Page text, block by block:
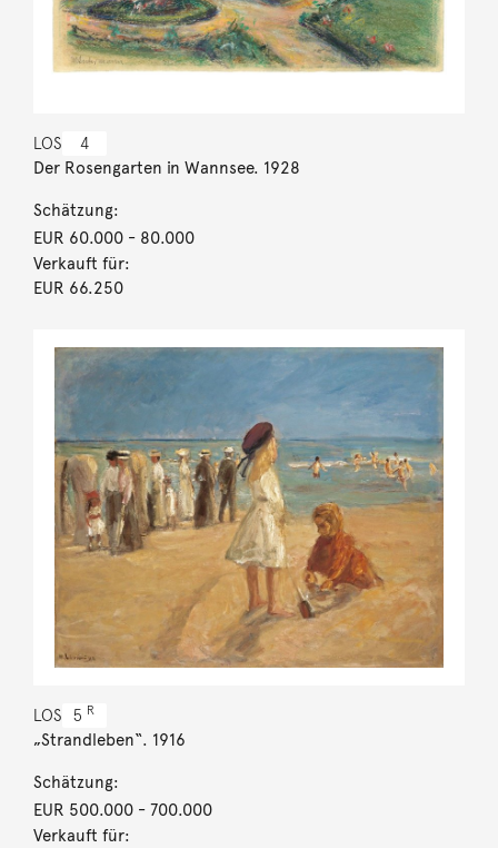
LOS 4
Der Rosengarten in Wannsee. 1928
Schätzung:
EUR 60.000- 80.000
Verkauft für:
EUR 66.250
LOS 5 R
„Strandleben“. 1916
Schätzung:
EUR 500.000- 700.000
Verkauft für: